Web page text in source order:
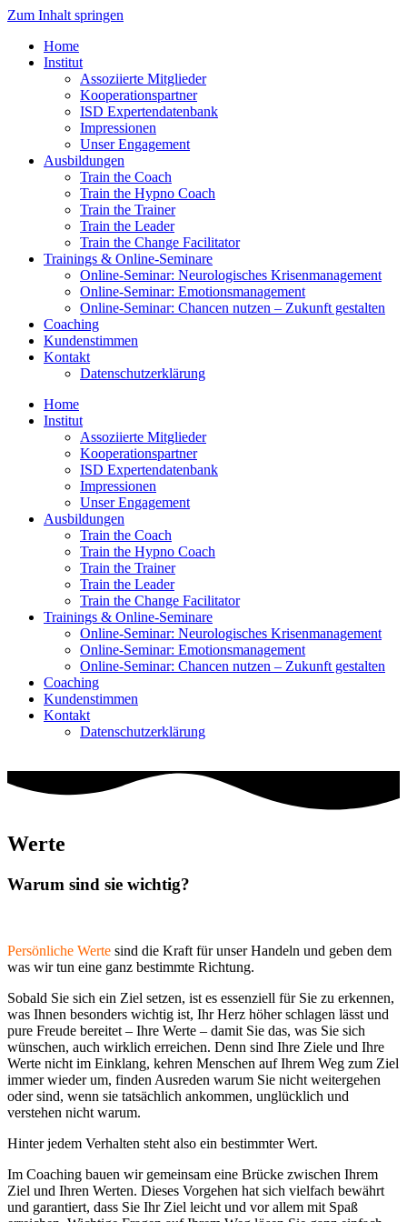
Zum Inhalt springen
Home
Institut
Assoziierte Mitglieder
Kooperationspartner
ISD Expertendatenbank
Impressionen
Unser Engagement
Ausbildungen
Train the Coach
Train the Hypno Coach
Train the Trainer
Train the Leader
Train the Change Facilitator
Trainings & Online-Seminare
Online-Seminar: Neurologisches Krisenmanagement
Online-Seminar: Emotionsmanagement
Online-Seminar: Chancen nutzen – Zukunft gestalten
Coaching
Kundenstimmen
Kontakt
Datenschutzerklärung
Home
Institut
Assoziierte Mitglieder
Kooperationspartner
ISD Expertendatenbank
Impressionen
Unser Engagement
Ausbildungen
Train the Coach
Train the Hypno Coach
Train the Trainer
Train the Leader
Train the Change Facilitator
Trainings & Online-Seminare
Online-Seminar: Neurologisches Krisenmanagement
Online-Seminar: Emotionsmanagement
Online-Seminar: Chancen nutzen – Zukunft gestalten
Coaching
Kundenstimmen
Kontakt
Datenschutzerklärung
Werte
Warum sind sie wichtig?
Persönliche Werte sind die Kraft für unser Handeln und geben dem
was wir tun eine ganz bestimmte Richtung.
Sobald Sie sich ein Ziel setzen, ist es essenziell für Sie zu erkennen,
was Ihnen besonders wichtig ist, Ihr Herz höher schlagen lässt und
pure Freude bereitet – Ihre Werte – damit Sie das, was Sie sich
wünschen, auch wirklich erreichen. Denn sind Ihre Ziele und Ihre
Werte nicht im Einklang, kehren Menschen auf Ihrem Weg zum Ziel
immer wieder um, finden Ausreden warum Sie nicht weitergehen
oder sind, wenn sie tatsächlich ankommen, unglücklich und
verstehen nicht warum.
Hinter jedem Verhalten steht also ein bestimmter Wert.
Im Coaching bauen wir gemeinsam eine Brücke zwischen Ihrem
Ziel und Ihren Werten. Dieses Vorgehen hat sich vielfach bewährt
und garantiert, dass Sie Ihr Ziel leicht und vor allem mit Spaß